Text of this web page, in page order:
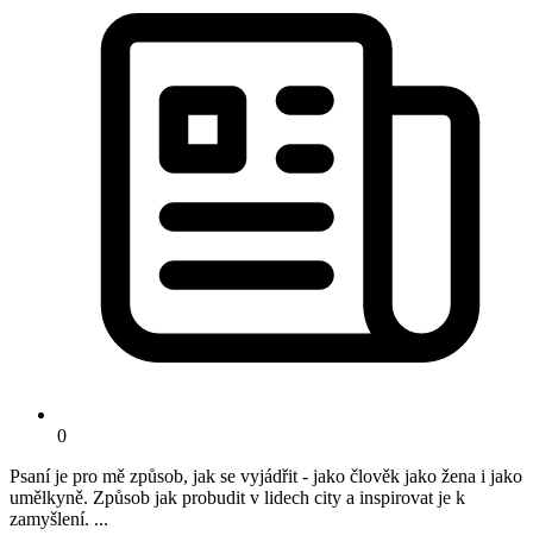
0
Psaní je pro mě způsob, jak se vyjádřit - jako člověk jako žena i jako
umělkyně. Způsob jak probudit v lidech city a inspirovat je k
zamyšlení. ...